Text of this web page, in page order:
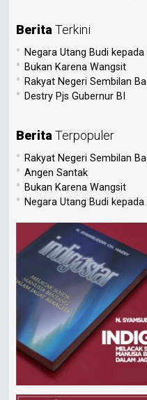
Berita Terkini
• Negara Utang Budi kepada
• Bukan Karena Wangsit
• Rakyat Negeri Sembilan
• Destry Pjs Gubernur BI
Berita Terpopuler
• Rakyat Negeri Sembilan
• Angen Santak
• Bukan Karena Wangsit
• Negara Utang Budi kepada